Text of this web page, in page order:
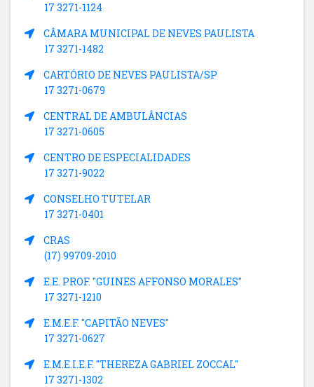
17 3271-1124
CÂMARA MUNICIPAL DE NEVES PAULISTA
17 3271-1482
CARTÓRIO DE NEVES PAULISTA/SP
17 3271-0679
CENTRAL DE AMBULÂNCIAS
17 3271-0605
CENTRO DE ESPECIALIDADES
17 3271-9022
CONSELHO TUTELAR
17 3271-0401
CRAS
(17) 99709-2010
E.E. PROF. "GUINES AFFONSO MORALES"
17 3271-1210
E.M.E.F. "CAPITÃO NEVES"
17 3271-0627
E.M.E.I.E.F. "THEREZA GABRIEL ZOCCAL"
17 3271-1302